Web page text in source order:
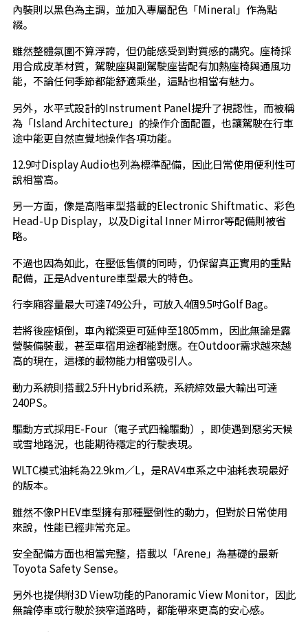
內裝則以黑色為主調，並加入專屬配色「Mineral」作為點
綴。
雖然整體氛圍不算浮誇，但仍能感受到對質感的講究。座椅採
用合成皮革材質，駕駛座與副駕駛座皆配有加熱座椅與通風功
能，不論任何季節都能舒適乘坐，這點也相當有魅力。
另外，水平式設計的Instrument Panel提升了視認性，而被稱
為「Island Architecture」的操作介面配置，也讓駕駛在行車
途中能更自然直覺地操作各項功能。
12.9吋Display Audio也列為標準配備，因此日常使用便利性可
說相當高。
另一方面，像是高階車型搭載的Electronic Shiftmatic、彩色
Head-Up Display，以及Digital Inner Mirror等配備則被省
略。
不過也因為如此，在壓低售價的同時，仍保留真正實用的重點
配備，正是Adventure車型最大的特色。
行李廂容量最大可達749公升，可放入4個9.5吋Golf Bag。
若將後座傾倒，車內縱深更可延伸至1805mm，因此無論是露
營裝備裝載，甚至車宿用途都能對應。在Outdoor需求越來越
高的現在，這樣的載物能力相當吸引人。
動力系統則搭載2.5升Hybrid系統，系統綜效最大輸出可達
240PS。
驅動方式採用E-Four（電子式四輪驅動），即使遇到惡劣天候
或雪地路況，也能期待穩定的行駛表現。
WLTC模式油耗為22.9km／L，是RAV4車系之中油耗表現最好
的版本。
雖然不像PHEV車型擁有那種壓倒性的動力，但對於日常使用
來說，性能已經非常充足。
安全配備方面也相當完整，搭載以「Arene」為基礎的最新
Toyota Safety Sense。
另外也提供附3D View功能的Panoramic View Monitor，因此
無論停車或行駛於狹窄道路時，都能帶來更高的安心感。